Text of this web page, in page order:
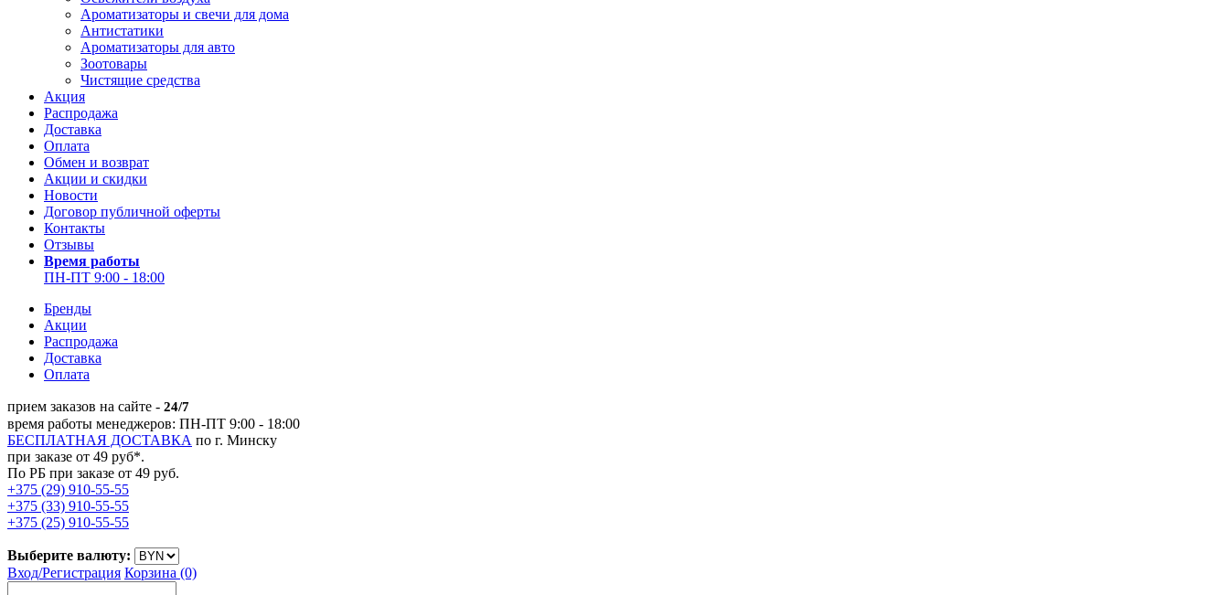
Ароматизаторы и свечи для дома
Антистатики
Ароматизаторы для авто
Зоотовары
Чистящие средства
Акция
Распродажа
Доставка
Оплата
Обмен и возврат
Акции и скидки
Новости
Договор публичной оферты
Контакты
Отзывы
Время работы
ПН-ПТ 9:00 - 18:00
Бренды
Акции
Распродажа
Доставка
Оплата
прием заказов на сайте - 24/7
время работы менеджеров: ПН-ПТ 9:00 - 18:00
БЕСПЛАТНАЯ ДОСТАВКА по г. Минску
при заказе от 49 руб*.
По РБ при заказе от 49 руб.
+375 (29) 910-55-55
+375 (33) 910-55-55
+375 (25) 910-55-55
Выберите валюту:
Вход/Регистрация Корзина (0)